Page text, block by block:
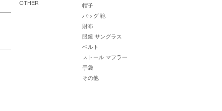
OTHER
帽子
バッグ 鞄
財布
眼鏡 サングラス
ベルト
ストール マフラー
手袋
その他